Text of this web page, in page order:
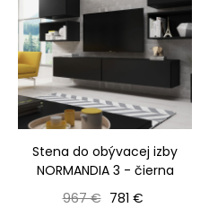
Stena do obývacej izby
NORMANDIA 3 - čierna
Bežná cena
967 € Cena
781 €